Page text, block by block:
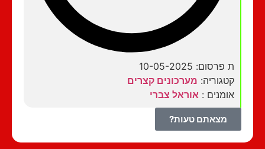
ת פרסום: 10-05-2025
קטגוריה:מערכונים קצרים
אומנים :אוראל צברי
מצאתם טעות?